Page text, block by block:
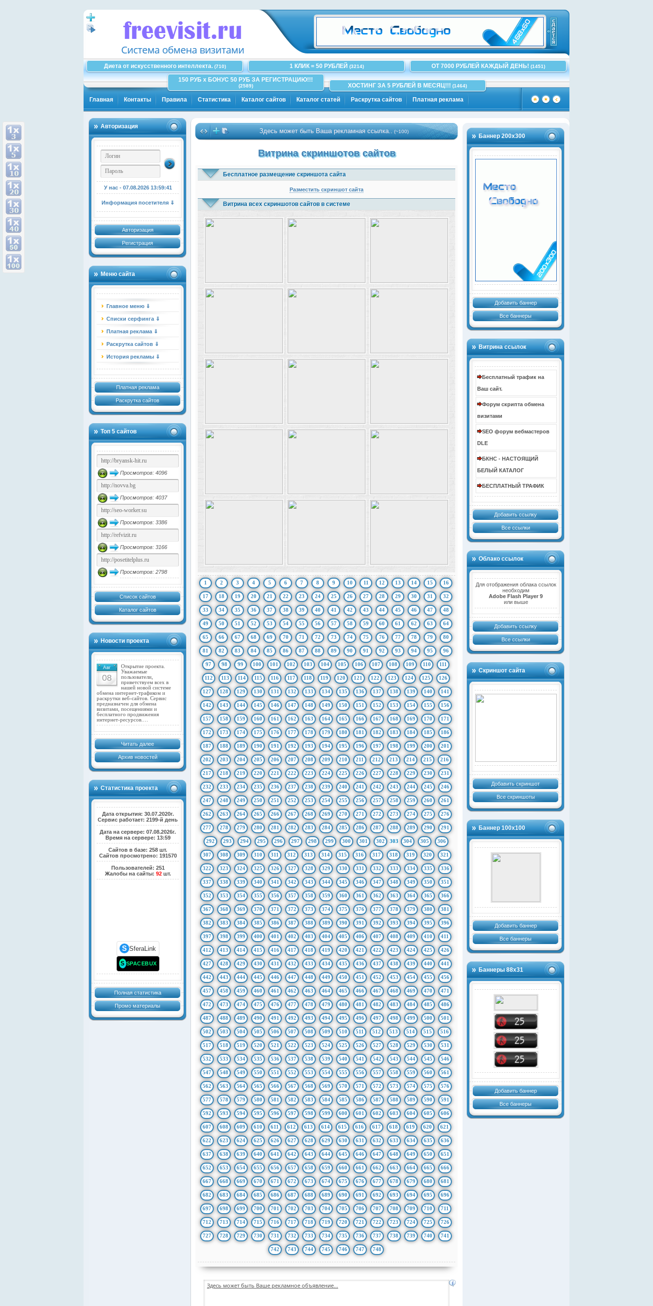
Диета от искусственного интеллекта.(710) 1 КЛИК = 50 РУБЛЕЙ (3214) ОТ 7000 РУБЛЕЙ КАЖДЫЙ ДЕНЬ! (1451)
150 РУБ x БОНУС 50 РУБ ЗА РЕГИСТРАЦИЮ!!!
(2589) ХОСТИНГ ЗА 5 РУБЛЕЙ В МЕСЯЦ!!! (1464)
Главная Контакты Правила Статистика Каталог сайтов Каталог статей Раскрутка сайтов Платная реклама
Авторизация
У нас - 07.08.2026 13:59:42
Информация посетителя ⇓
Авторизация
Регистрация
Меню сайта
Главное меню ⇓
Списки серфинга ⇓
Платная реклама ⇓
Раскрутка сайтов ⇓
История рекламы ⇓
Платная реклама
Раскрутка сайтов
Топ 5 сайтов
Просмотров: 4096
Просмотров: 4037
Просмотров: 3386
Просмотров: 3166
Просмотров: 2798
Список сайтов
Каталог сайтов
Новости проекта
Авг
08
Открытие проекта.
Уважаемые
пользователи,
приветствуем всех в
нашей новой системе
обмена интернет-трафиком и
раскрутки веб-сайтов. Сервис
предназначен для обмена
визитами, посещениями и
бесплатного продвижения
интернет-ресурсов.…
Читать далее
Архив новостей
Статистика проекта
Дата открытия: 30.07.2020г.
Сервис работает: 2199-й день
Дата на сервере: 07.08.2026г.
Время на сервере: 13:59
Сайтов в базе: 258 шт.
Сайтов просмотрено: 191570
Пользователей: 251
Жалобы на сайты: 92шт.
S SferaLink
S SPACEBUX
Полная статистика
Промо материалы
Баннер 200х300
Добавить баннер
Все баннеры
Витрина ссылок
Бесплатный трафик на
Ваш сайт.
Форум скрипта обмена
визитами
SEO форум вебмастеров
DLE
БКНС - НАСТОЯЩИЙ
БЕЛЫЙ КАТАЛОГ
БЕСПЛАТНЫЙ ТРАФИК
Добавить ссылку
Все ссылки
Облако ссылок
Для отображения облака ссылок
необходим
Adobe Flash Player 9
или выше
Добавить ссылку
Все ссылки
Скриншот сайта
Добавить скриншот
Все скриншоты
Баннер 100х100
Добавить баннер
Все баннеры
Баннеры 88х31
Добавить баннер
Все баннеры
Здесь может быть Ваша рекламная ссылка..(~100)
Витрина скриншотов сайтов
Бесплатное размещение скриншота сайта
Разместить скриншот сайта
Витрина всех скриншотов сайтов в системе
1 2 3 4 5 6 7 8 9 10 11 12 13 14 15 16
17 18 19 20 21 22 23 24 25 26 27 28 29 30 31 32
33 34 35 36 37 38 39 40 41 42 43 44 45 46 47 48
49 50 51 52 53 54 55 56 57 58 59 60 61 62 63 64
65 66 67 68 69 70 71 72 73 74 75 76 77 78 79 80
81 82 83 84 85 86 87 88 89 90 91 92 93 94 95 96
97 98 99 100 101 102 103 104 105 106 107 108 109 110 111
112 113 114 115 116 117 118 119 120 121 122 123 124 125 126
127 128 129 130 131 132 133 134 135 136 137 138 139 140 141
142 143 144 145 146 147 148 149 150 151 152 153 154 155 156
157 158 159 160 161 162 163 164 165 166 167 168 169 170 171
172 173 174 175 176 177 178 179 180 181 182 183 184 185 186
187 188 189 190 191 192 193 194 195 196 197 198 199 200 201
202 203 204 205 206 207 208 209 210 211 212 213 214 215 216
217 218 219 220 221 222 223 224 225 226 227 228 229 230 231
232 233 234 235 236 237 238 239 240 241 242 243 244 245 246
247 248 249 250 251 252 253 254 255 256 257 258 259 260 261
262 263 264 265 266 267 268 269 270 271 272 273 274 275 276
277 278 279 280 281 282 283 284 285 286 287 288 289 290 291
292 293 294 295 296 297 298 299 300 301 302 303 304 305 306
307 308 309 310 311 312 313 314 315 316 317 318 319 320 321
322 323 324 325 326 327 328 329 330 331 332 333 334 335 336
337 338 339 340 341 342 343 344 345 346 347 348 349 350 351
352 353 354 355 356 357 358 359 360 361 362 363 364 365 366
367 368 369 370 371 372 373 374 375 376 377 378 379 380 381
382 383 384 385 386 387 388 389 390 391 392 393 394 395 396
397 398 399 400 401 402 403 404 405 406 407 408 409 410 411
412 413 414 415 416 417 418 419 420 421 422 423 424 425 426
427 428 429 430 431 432 433 434 435 436 437 438 439 440 441
442 443 444 445 446 447 448 449 450 451 452 453 454 455 456
457 458 459 460 461 462 463 464 465 466 467 468 469 470 471
472 473 474 475 476 477 478 479 480 481 482 483 484 485 486
487 488 489 490 491 492 493 494 495 496 497 498 499 500 501
502 503 504 505 506 507 508 509 510 511 512 513 514 515 516
517 518 519 520 521 522 523 524 525 526 527 528 529 530 531
532 533 534 535 536 537 538 539 540 541 542 543 544 545 546
547 548 549 550 551 552 553 554 555 556 557 558 559 560 561
562 563 564 565 566 567 568 569 570 571 572 573 574 575 576
577 578 579 580 581 582 583 584 585 586 587 588 589 590 591
592 593 594 595 596 597 598 599 600 601 602 603 604 605 606
607 608 609 610 611 612 613 614 615 616 617 618 619 620 621
622 623 624 625 626 627 628 629 630 631 632 633 634 635 636
637 638 639 640 641 642 643 644 645 646 647 648 649 650 651
652 653 654 655 656 657 658 659 660 661 662 663 664 665 666
667 668 669 670 671 672 673 674 675 676 677 678 679 680 681
682 683 684 685 686 687 688 689 690 691 692 693 694 695 696
697 698 699 700 701 702 703 704 705 706 707 708 709 710 711
712 713 714 715 716 717 718 719 720 721 722 723 724 725 726
727 728 729 730 731 732 733 734 735 736 737 738 739 740 741
742 743 744 745 746 747 748
Здесь может быть Ваше рекламное объявление...